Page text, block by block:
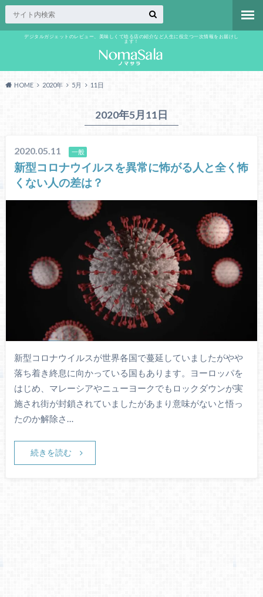
デジタルガジェットのレビュー、美味しくて唸る店の紹介など人生に役立つ一次情報をお届けし
ます！
HOME 2020年 5月 11日
2020年5月11日
2020.05.11 一般
新型コロナウイルスを異常に怖がる人と全く怖
くない人の差は？
新型コロナウイルスが世界各国で蔓延していましたがやや
落ち着き終息に向かっている国もあります。ヨーロッパを
はじめ、マレーシアやニューヨークでもロックダウンが実
施され街が封鎖されていましたがあまり意味がないと悟っ
たのか解除さ…
続きを読む